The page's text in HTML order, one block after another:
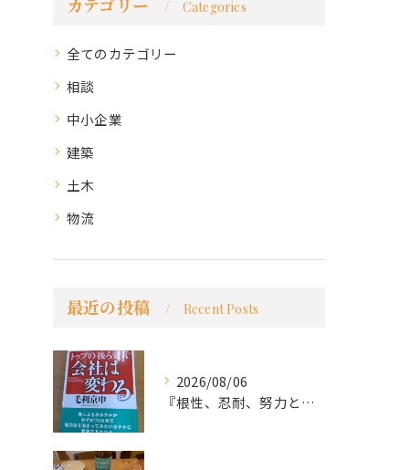
カテゴリー Categories
全てのカテゴリー
相談
中小企業
建築
土木
物流
最近の投稿 Recent Posts
2026/08/06
『根性、忍耐、努力という言葉は死語なのか』